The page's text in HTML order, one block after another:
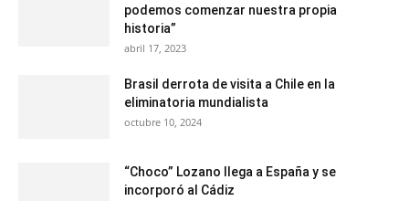
podemos comenzar nuestra propia
historia”
abril 17, 2023
Brasil derrota de visita a Chile en la
eliminatoria mundialista
octubre 10, 2024
“Choco” Lozano llega a España y se
incorporó al Cádiz